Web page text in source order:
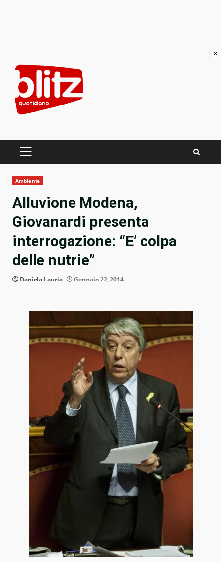
content
PRIMARY
Ambiente
Alluvione Modena,
Giovanardi presenta
interrogazione: “E’ colpa
delle nutrie”
Daniela Lauria Gennaio 22, 2014
×